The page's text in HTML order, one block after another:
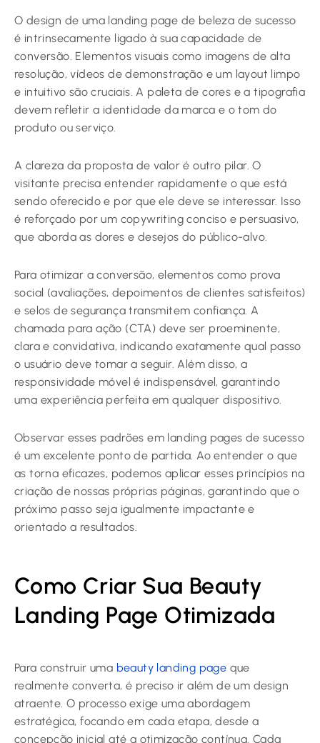
O design de uma landing page de beleza de sucesso
é intrinsecamente ligado à sua capacidade de
conversão. Elementos visuais como imagens de alta
resolução, vídeos de demonstração e um layout limpo
e intuitivo são cruciais. A paleta de cores e a tipografia
devem refletir a identidade da marca e o tom do
produto ou serviço.
A clareza da proposta de valor é outro pilar. O
visitante precisa entender rapidamente o que está
sendo oferecido e por que ele deve se interessar. Isso
é reforçado por um copywriting conciso e persuasivo,
que aborda as dores e desejos do público-alvo.
Para otimizar a conversão, elementos como prova
social (avaliações, depoimentos de clientes satisfeitos)
e selos de segurança transmitem confiança. A
chamada para ação (CTA) deve ser proeminente,
clara e convidativa, indicando exatamente qual passo
o usuário deve tomar a seguir. Além disso, a
responsividade móvel é indispensável, garantindo
uma experiência perfeita em qualquer dispositivo.
Observar esses padrões em landing pages de sucesso
é um excelente ponto de partida. Ao entender o que
as torna eficazes, podemos aplicar esses princípios na
criação de nossas próprias páginas, garantindo que o
próximo passo seja igualmente impactante e
orientado a resultados.
Como Criar Sua Beauty
Landing Page Otimizada
Para construir uma beauty landing page que
realmente converta, é preciso ir além de um design
atraente. O processo exige uma abordagem
estratégica, focando em cada etapa, desde a
concepção inicial até a otimização contínua. Cada